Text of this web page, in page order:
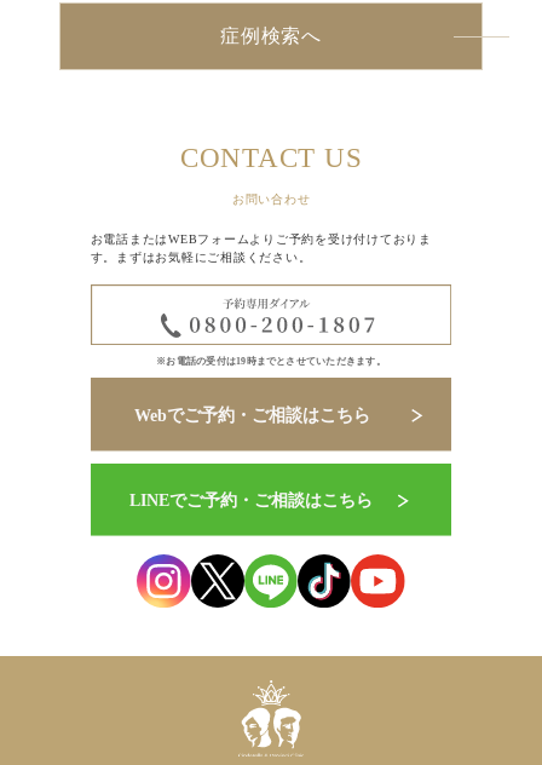
症例検索へ
CONTACT US
お問い合わせ
お電話またはWEBフォームよりご予約を受け付けておりま
す。まずはお気軽にご相談ください。
※お電話の受付は19時までとさせていただきます。